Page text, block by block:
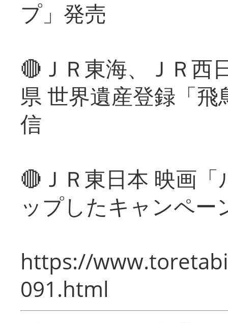
プ」発売
🔴ＪＲ東海、ＪＲ西
県 世界遺産登録「
信
🔴ＪＲ東日本 映画
ップしたキャンペー
https://
091.html